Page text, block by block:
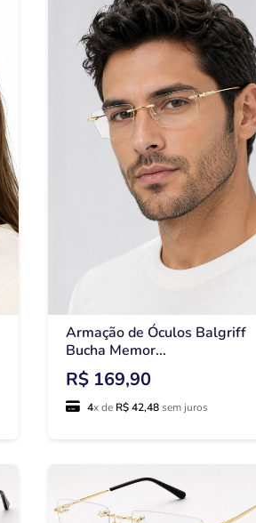
Armação de Óculos Balgriff
Bucha Memor...
R$ 169,90
4x de R$ 42,48 sem juros